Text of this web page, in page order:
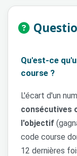
Qu'est-ce
course ?
L'écart d'un
consécutives
l'objectif
code course
12 dernières